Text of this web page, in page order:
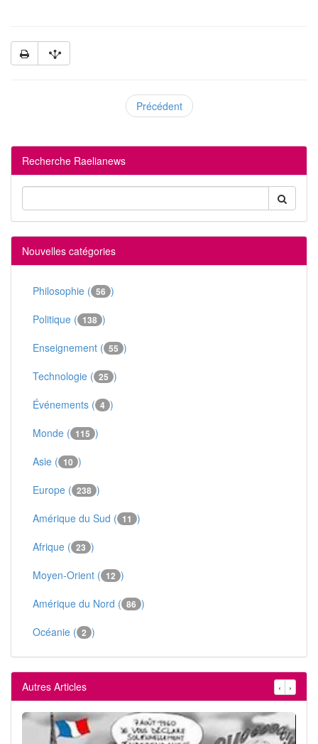
Précédent
Recherche Raelianews
Nouvelles catégories
Philosophie ( 56 )
Politique ( 138 )
Enseignement ( 55 )
Technologie ( 25 )
Événements ( 4 )
Monde ( 115 )
Asie ( 10 )
Europe ( 238 )
Amérique du Sud ( 11 )
Afrique ( 23 )
Moyen-Orient ( 12 )
Amérique du Nord ( 86 )
Océanie ( 2 )
Autres Articles ‹ ›